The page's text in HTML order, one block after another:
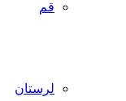
قم
لرستان